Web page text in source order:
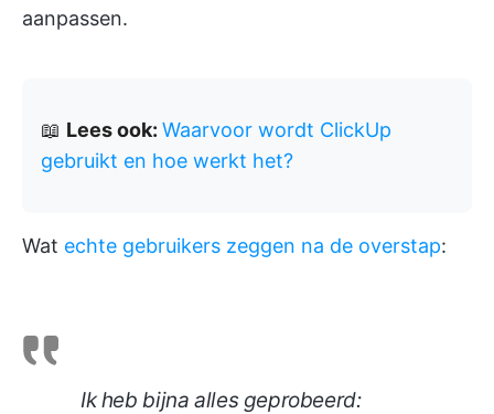
aanpassen.
📖 Lees ook: Waarvoor wordt ClickUp
gebruikt en hoe werkt het?
Wat echte gebruikers zeggen na de overstap:
Ik heb bijna alles geprobeerd: